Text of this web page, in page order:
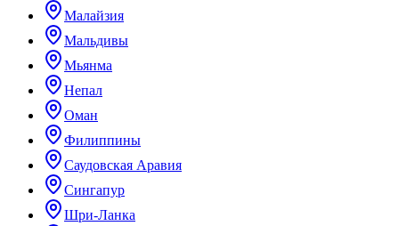
Малайзия
Мальдивы
Мьянма
Непал
Оман
Филиппины
Саудовская Аравия
Сингапур
Шри-Ланка